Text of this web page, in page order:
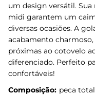
um design versátil.
midi garantem um
diversas ocasiões. A
acabamento
próximas ao cotovelo
diferenciado. Perfeito
confortáveis!
Composição: peca